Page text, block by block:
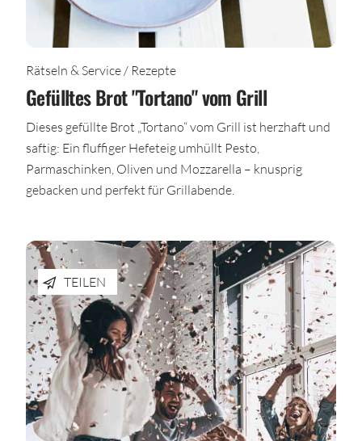
Rätseln & Service / Rezepte
Gefülltes Brot "Tortano" vom Grill
Dieses gefüllte Brot „Tortano“ vom Grill ist herzhaft und
saftig: Ein fluffiger Hefeteig umhüllt Pesto,
Parmaschinken, Oliven und Mozzarella – knusprig
gebacken und perfekt für Grillabende.
TEILEN